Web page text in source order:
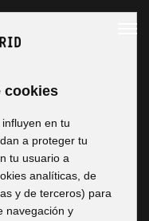
para tu
cookies
en tu
a proteger tu
tu usuario a
analíticas, de
y de terceros) para
navegación y